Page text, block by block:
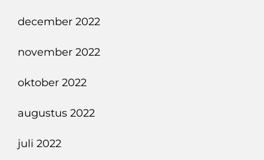
december 2022
november 2022
oktober 2022
augustus 2022
juli 2022